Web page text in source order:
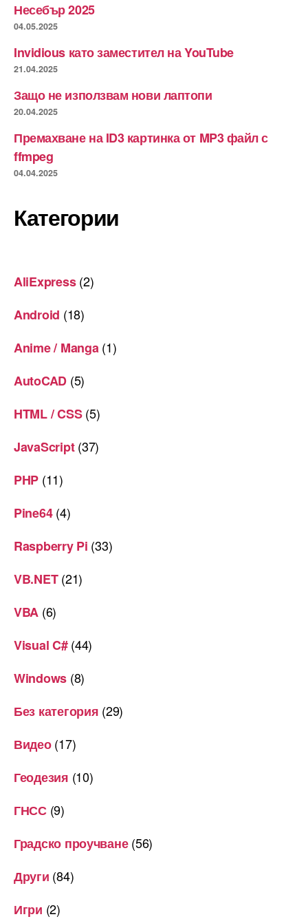
Несебър 2025
04.05.2025
Invidious като заместител на YouTube
21.04.2025
Защо не използвам нови лаптопи
20.04.2025
Премахване на ID3 картинка от MP3 файл с
ffmpeg
04.04.2025
Категории
AliExpress(2)
Android (18)
Anime / Manga (1)
AutoCAD (5)
HTML / CSS(5)
JavaScript(37)
PHP (11)
Pine64(4)
Raspberry Pi (33)
VB.NET(21)
VBA (6)
Visual C#(44)
Windows (8)
Без категория (29)
Видео(17)
Геодезия (10)
ГНСС(9)
Градско проучване(56)
Други (84)
Игри (2)